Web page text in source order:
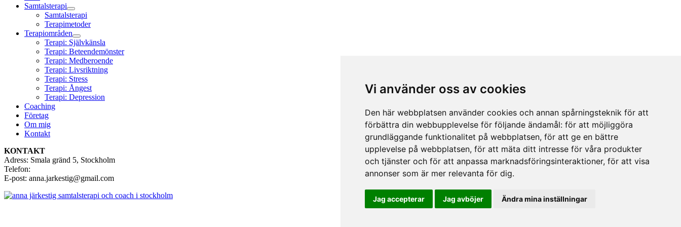
Vi använder oss av cookies
Den här webbplatsen använder cookies och annan spårningsteknik för att
förbättra din webbupplevelse för följande ändamål: för att möjliggöra
grundläggande funktionalitet på webbplatsen, för att ge en bättre
upplevelse på webbplatsen, för att mäta ditt intresse för våra produkter
och tjänster och för att anpassa marknadsföringsinteraktioner, för att visa
annonser som är mer relevanta för dig.
Jag accepterar Jag avböjer Ändra mina inställningar
Samtalsterapi
Samtalsterapi
Terapimetoder
Terapiområden
Terapi: Självkänsla
Terapi: Beteendemönster
Terapi: Medberoende
Terapi: Livsriktning
Terapi: Stress
Terapi: Ångest
Terapi: Depression
Coaching
Företag
Om mig
Kontakt
KONTAKT
Adress: Smala gränd 5, Stockholm
Telefon:
E-post: anna.jarkestig@gmail.com